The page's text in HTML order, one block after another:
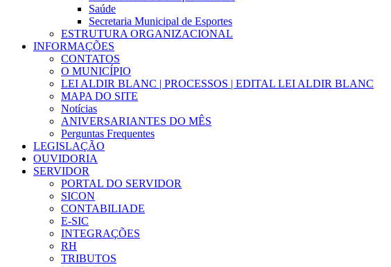
Saúde
Secretaria Municipal de Esportes
ESTRUTURA ORGANIZACIONAL
INFORMAÇÕES
CONTATOS
O MUNICÍPIO
LEI ALDIR BLANC | PROCESSOS | EDITAL LEI ALDIR BLANC
MAPA DO SITE
Notícias
ANIVERSARIANTES DO MÊS
Perguntas Frequentes
LEGISLAÇÃO
OUVIDORIA
SERVIDOR
PORTAL DO SERVIDOR
SICON
CONTABILIADE
E-SIC
INTEGRAÇÕES
RH
TRIBUTOS